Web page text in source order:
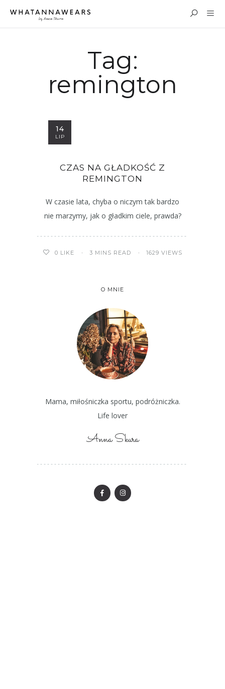
Tag:
remington
14
LIP
CZAS NA GŁADKOŚĆ Z
REMINGTON
W czasie lata, chyba o niczym tak bardzo
nie marzymy, jak o gładkim ciele, prawda?
0 LIKE 3 MINS READ 1629 VIEWS
O MNIE
Mama, miłośniczka sportu, podróżniczka.
Life lover
Anna Skura